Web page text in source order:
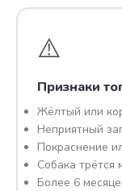
⚠️
Признаки
Жёлтый или
Неприятный
Покраснение
Собака трётся
Более 6